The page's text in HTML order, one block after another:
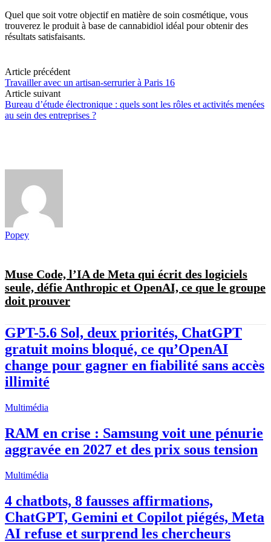
Quel que soit votre objectif en matière de soin cosmétique, vous
trouverez le produit à base de cannabidiol idéal pour obtenir des
résultats satisfaisants.
Article précédent
Travailler avec un artisan-serrurier à Paris 16
Article suivant
Bureau d’étude électronique : quels sont les rôles et activités menées
au sein des entreprises ?
Popey
Muse Code, l’IA de Meta qui écrit des logiciels
seule, défie Anthropic et OpenAI, ce que le groupe
doit prouver
GPT-5.6 Sol, deux priorités, ChatGPT
gratuit moins bloqué, ce qu’OpenAI
change pour gagner en fiabilité sans accès
illimité
Multimédia
RAM en crise : Samsung voit une pénurie
aggravée en 2027 et des prix sous tension
Multimédia
4 chatbots, 8 fausses affirmations,
ChatGPT, Gemini et Copilot piégés, Meta
AI refuse et surprend les chercheurs